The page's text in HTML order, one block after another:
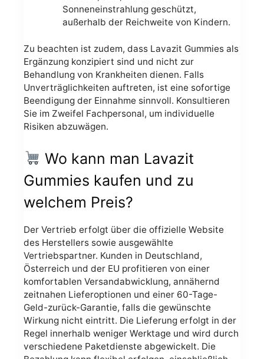
Sonneneinstrahlung geschützt,
außerhalb der Reichweite von Kindern.
Zu beachten ist zudem, dass Lavazit Gummies als
Ergänzung konzipiert sind und nicht zur
Behandlung von Krankheiten dienen. Falls
Unverträglichkeiten auftreten, ist eine sofortige
Beendigung der Einnahme sinnvoll. Konsultieren
Sie im Zweifel Fachpersonal, um individuelle
Risiken abzuwägen.
Wo kann man Lavazit
Gummies kaufen und zu
welchem Preis?
Der Vertrieb erfolgt über die offizielle Website
des Herstellers sowie ausgewählte
Vertriebspartner. Kunden in Deutschland,
Österreich und der EU profitieren von einer
komfortablen Versandabwicklung, annähernd
zeitnahen Lieferoptionen und einer 60-Tage-
Geld-zurück-Garantie, falls die gewünschte
Wirkung nicht eintritt. Die Lieferung erfolgt in der
Regel innerhalb weniger Werktage und wird durch
verschiedene Paketdienste abgewickelt. Die